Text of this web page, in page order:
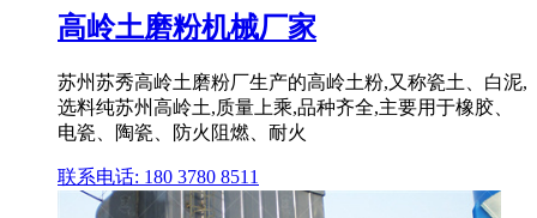
高岭土磨粉机械厂家
苏州苏秀高岭土磨粉厂生产的高岭土粉,又称瓷土、白泥,
选料纯苏州高岭土,质量上乘,品种齐全,主要用于橡胶、
电瓷、陶瓷、防火阻燃、耐火
联系电话: 180 3780 8511